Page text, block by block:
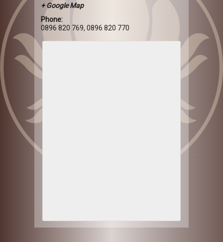
+ Google Map
Phone:
0896 820 769, 0896 820 770